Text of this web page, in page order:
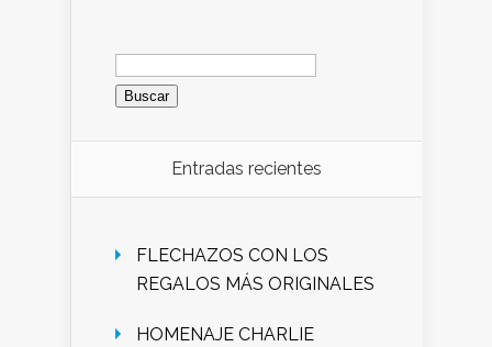
Buscar:
Entradas recientes
FLECHAZOS CON LOS
REGALOS MÁS ORIGINALES
HOMENAJE CHARLIE